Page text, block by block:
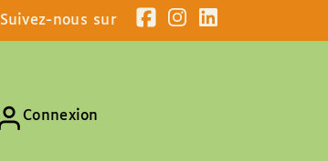
Suivez-nous sur
Connexion